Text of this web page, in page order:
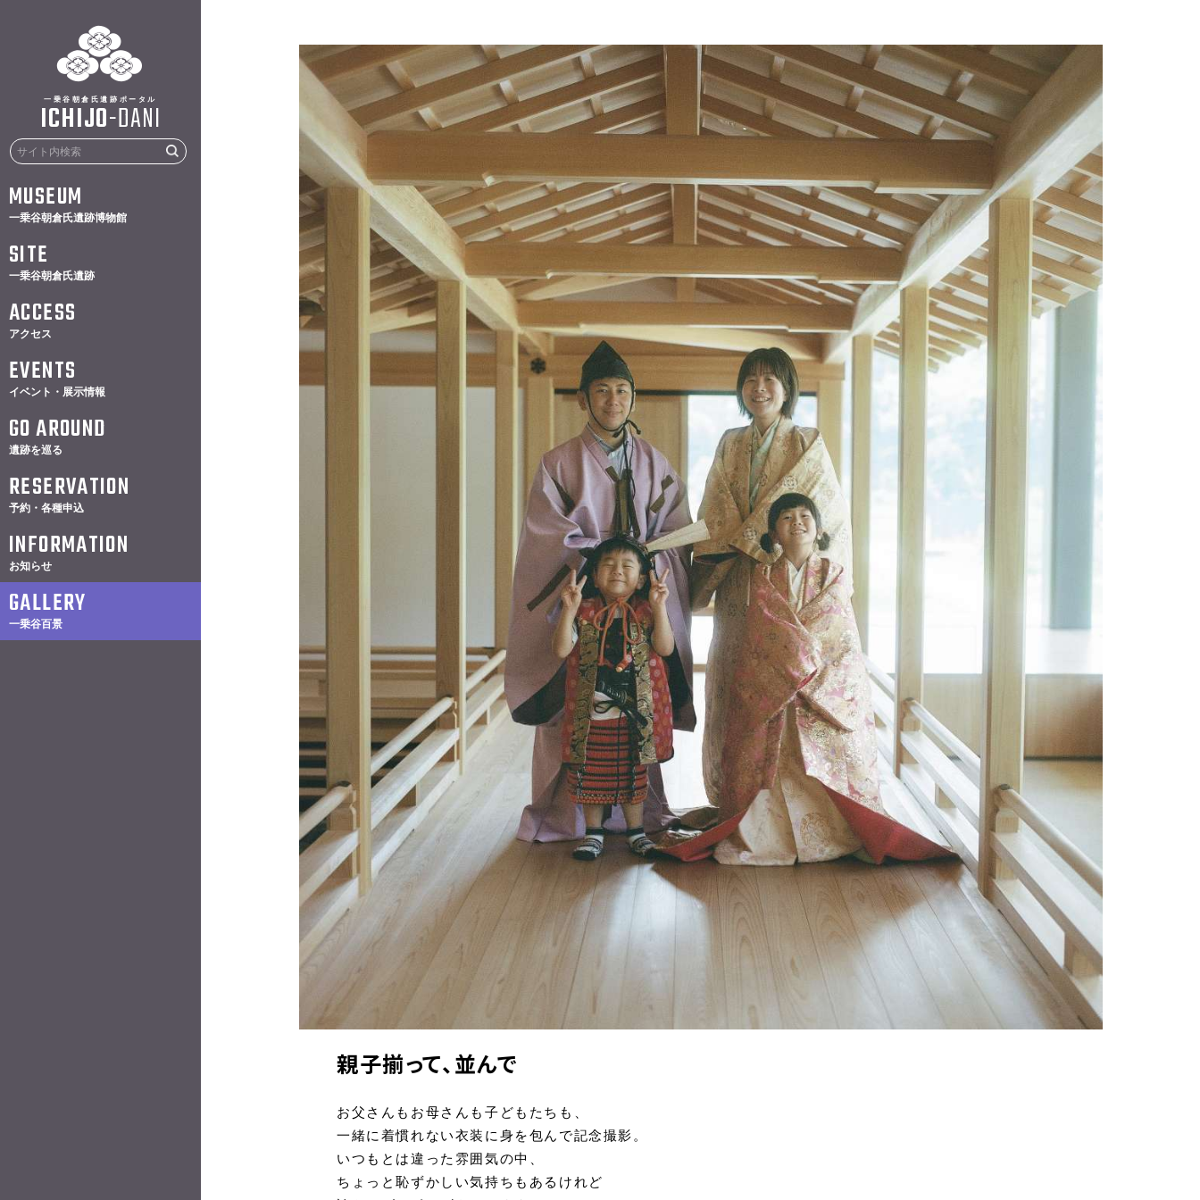
ICHIJO
一乗谷朝倉氏遺跡ポータル
ICHIJO-DANI
MUSEUM
一乗谷朝倉氏遺跡博物館
SITE
一乗谷朝倉氏遺跡
ACCESS
アクセス
EVENTS
イベント・展示情報
GO AROUND
遺跡を巡る
RESERVATION
予約・各種申込
INFORMATION
お知らせ
GALLERY
一乗谷百景
親子揃って、並んで
お父さんもお母さんも子どもたちも、
一緒に着慣れない衣装に身を包んで記念撮影。
いつもとは違った雰囲気の中、
ちょっと恥ずかしい気持ちもあるけれど